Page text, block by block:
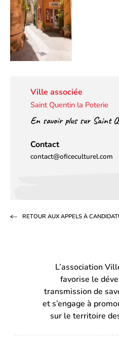
Ville associée
Saint Quentin la Poterie
En savoir plus sur Saint
Contact
contact@oficeculturel.com
RETOUR AUX APPELS À
L’association
favorise le
transmission de
et s’engage à
sur le territoire